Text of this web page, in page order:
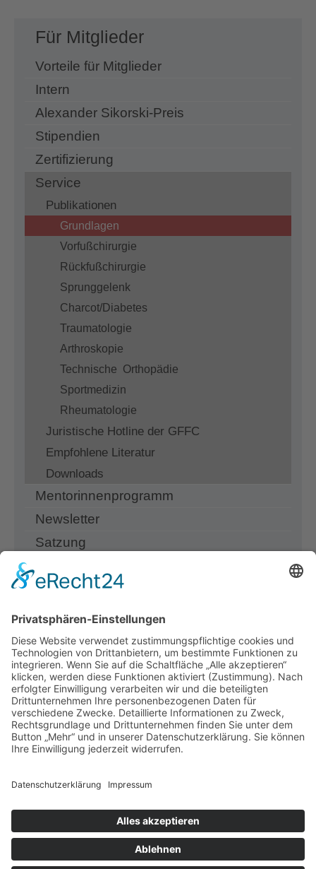
Für Mitglieder
Vorteile für Mitglieder
Intern
Alexander Sikorski-Preis
Stipendien
Zertifizierung
Service
Publikationen
Grundlagen
Vorfußchirurgie
Rückfußchirurgie
Sprunggelenk
Charcot/Diabetes
Traumatologie
Arthroskopie
Technische Orthopädie
Sportmedizin
Rheumatologie
Juristische Hotline der GFFC
Empfohlene Literatur
Downloads
Mentorinnenprogramm
Newsletter
Satzung
Links
Gesellschaft für Fuß- und Sprunggelenkchirurgie e.V. (GFFC)
Gewerbegebiet 11
82399 Raisting
T+49 (0)8807 949244
F +49 (0)8807 949245
Eservice@gffc.de
ÜBER UNS
FÜR MITGLIEDER FÜR PATIENTEN